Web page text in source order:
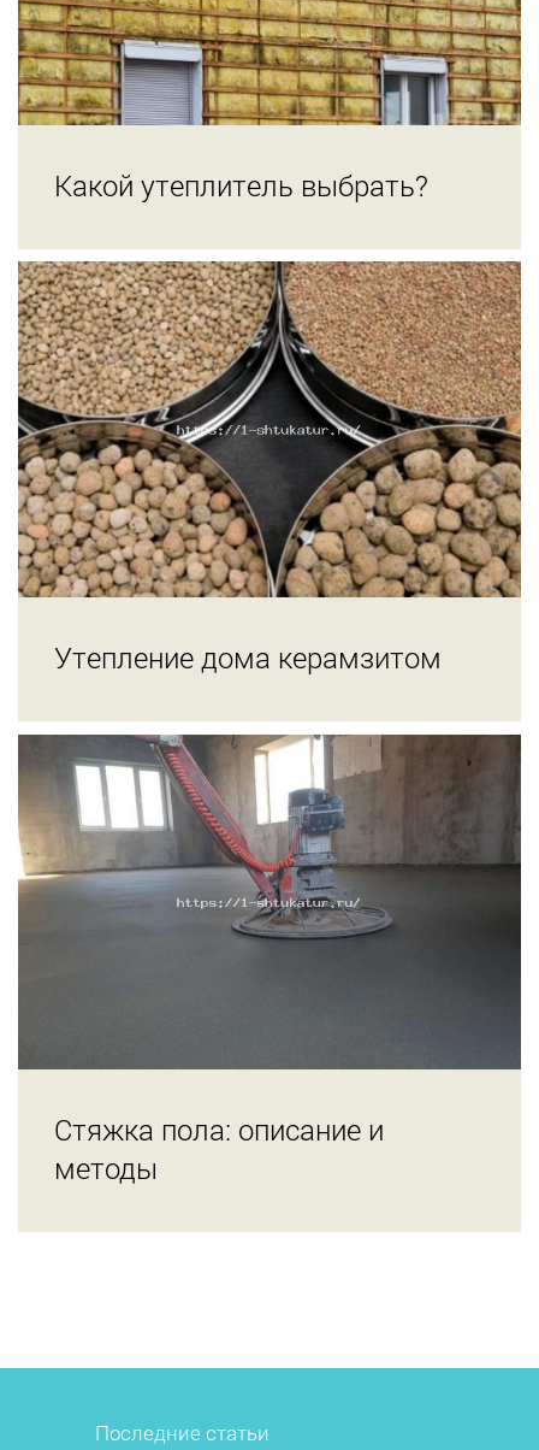
Какой утеплитель выбрать?
Утепление дома керамзитом
Стяжка пола: описание и
методы
Последние статьи